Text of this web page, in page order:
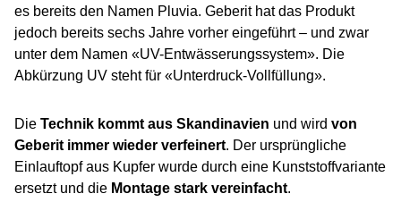
es bereits den Namen Pluvia. Geberit hat das Produkt
jedoch bereits sechs Jahre vorher eingeführt – und zwar
unter dem Namen «UV-Entwässerungssystem». Die
Abkürzung UV steht für «Unterdruck-Vollfüllung».
Die Technik kommt aus Skandinavien und wird von
Geberit immer wieder verfeinert. Der ursprüngliche
Einlauftopf aus Kupfer wurde durch eine Kunststoffvariante
ersetzt und die Montage stark vereinfacht.